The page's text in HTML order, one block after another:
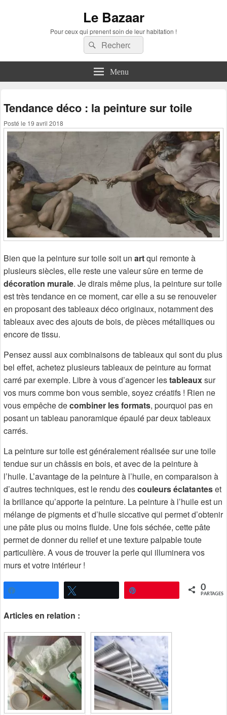
Le Bazaar
Pour ceux qui prenent soin de leur habitation !
Recherche :
Rechercher
Menu
Tendance déco : la peinture sur toile
Posté le 19 avril 2018
Bien que la peinture sur toile soit un artqui remonte à
plusieurs siècles, elle reste une valeur sûre en terme de
décoration murale. Je dirais même plus, la peinture sur toile
est très tendance en ce moment, car elle a su se renouveler
en proposant des tableaux déco originaux, notamment des
tableaux avec des ajouts de bois, de pièces métalliques ou
encore de tissu.
Pensez aussi aux combinaisons de tableaux qui sont du plus
bel effet, achetez plusieurs tableaux de peinture au format
carré par exemple. Libre à vous d’agencer lestableauxsur
vos murs comme bon vous semble, soyez créatifs ! Rien ne
vous empêche decombiner les formats, pourquoi pas en
posant un tableau panoramique épaulé par deux tableaux
carrés.
La peinture sur toile est généralement réalisée sur une toile
tendue sur un châssis en bois, et avec de la peinture à
l’huile. L’avantage de la peinture à l’huile, en comparaison à
d’autres techniques, est le rendu descouleurs éclatanteset
la brillance qu’apporte la peinture. La peinture à l’huile est un
mélange de pigments et d’huile siccative qui permet d’obtenir
une pâte plus ou moins fluide. Une fois séchée, cette pâte
permet de donner du relief et une texture palpable toute
particulière. A vous de trouver la perle qui illuminera vos
murs et votre intérieur !
0
PARTAGES
Articles en relation :